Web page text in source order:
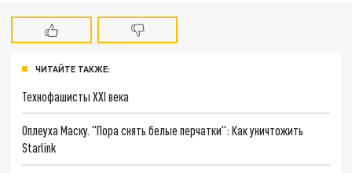
ЧИТАЙТЕ ТАКЖЕ:
Технофашисты XXI века
Оплеуха Маску. "Пора снять белые перчатки": Как уничтожить
Starlink